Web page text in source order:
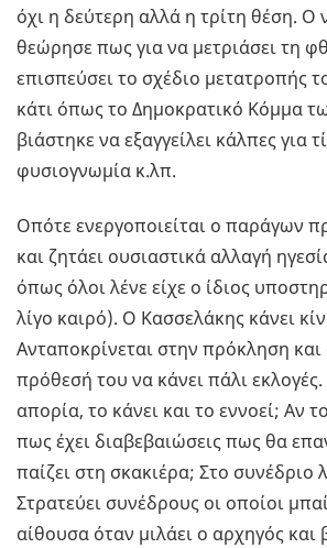
όχι η δεύτερη αλλά η τρίτη θέση. Ο
θεώρησε πως για να μετριάσει τη
επισπεύσει το σχέδιο μετατροπής
κάτι όπως το Δημοκρατικό Κόμμα
βιάστηκε να εξαγγείλει κάλπες για
φυσιογνωμία κ.λπ.
Οπότε ενεργοποιείται ο παράγων
και ζητάει ουσιαστικά αλλαγή
όπως όλοι λένε είχε ο ίδιος
λίγο καιρό). Ο Κασσελάκης κάνει
Ανταποκρίνεται στην πρόκληση και
πρόθεσή του να κάνει πάλι
απορία, το κάνει και το εννοεί; Αν
πως έχει διαβεβαιώσεις πως θα
παίζει στη σκακιέρα; Στο συνέδριο
Στρατεύει συνέδρους οι οποίοι
αίθουσα όταν μιλάει ο αρχηγός και